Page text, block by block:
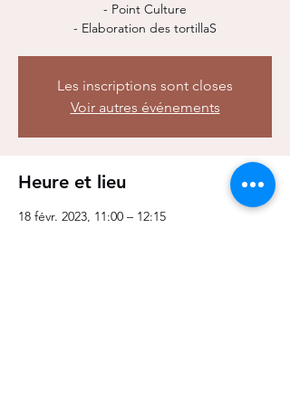
- Point Culture
- Elaboration des tortillaS
Les inscriptions sont closes
Voir autres événements
Heure et lieu
18 févr. 2023, 11:00 – 12:15